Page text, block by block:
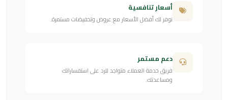
أسعار تنافسية
نوفر لك أفضل الأسعار مع عروض وتخفيضات مستمرة.
دعم مستمر
فريق خدمة العملاء متواجد للرد على استفساراتك
ومساعدتك.